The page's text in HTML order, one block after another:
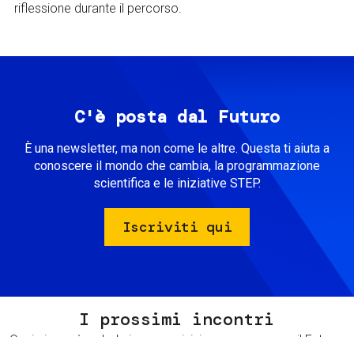
riflessione durante il percorso.
C'è posta dal Futuro
È una newsletter, ma non come le altre. Questa ti aiuta a
conoscere il mondo che cambia, la programmazione
scientifica e le iniziative STEP.
Iscriviti qui
I prossimi incontri